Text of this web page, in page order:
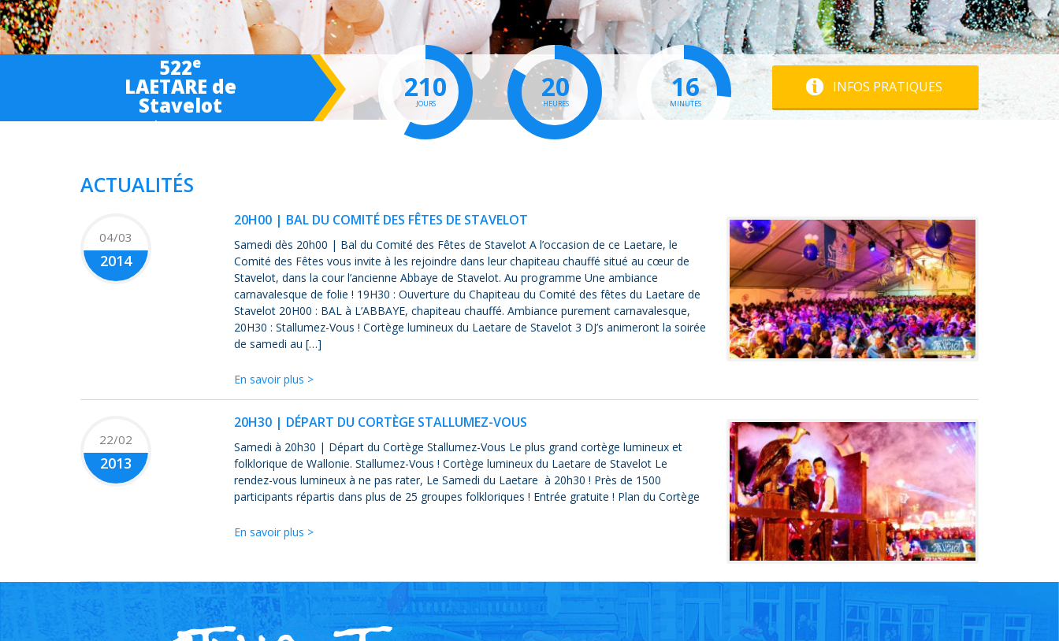
522e
LAETARE de
Stavelot
March 6-7-8 2027
210
JOURS
20
HEURES
16
MINUTES
INFOS PRATIQUES
ACTUALITÉS
04/03
2014
20H00 | BAL DU COMITÉ DES FÊTES DE STAVELOT
Samedi dès 20h00 | Bal du Comité des Fêtes de Stavelot A l’occasion de ce Laetare, le
Comité des Fêtes vous invite à les rejoindre dans leur chapiteau chauffé situé au cœur de
Stavelot, dans la cour l’ancienne Abbaye de Stavelot. Au programme Une ambiance
carnavalesque de folie ! 19H30 : Ouverture du Chapiteau du Comité des fêtes du Laetare de
Stavelot 20H00 : BAL à L’ABBAYE, chapiteau chauffé. Ambiance purement carnavalesque,
20H30 : Stallumez-Vous ! Cortège lumineux du Laetare de Stavelot 3 DJ’s animeront la soirée
de samedi au […]
En savoir plus >
22/02
2013
20H30 | DÉPART DU CORTÈGE STALLUMEZ-VOUS
Samedi à 20h30 | Départ du Cortège Stallumez-Vous Le plus grand cortège lumineux et
folklorique de Wallonie. Stallumez-Vous ! Cortège lumineux du Laetare de Stavelot Le
rendez-vous lumineux à ne pas rater, Le Samedi du Laetare à 20h30 ! Près de 1500
participants répartis dans plus de 25 groupes folkloriques ! Entrée gratuite ! Plan du Cortège
En savoir plus >